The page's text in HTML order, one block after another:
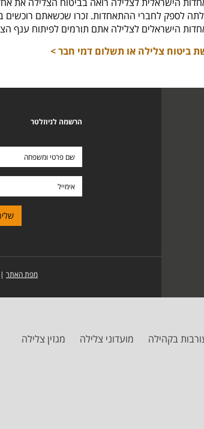
הישראלית לצלילה רואה בביטוח הצלילה את
לספק לחברי ההתאחדות. זכרו שכשאתם רוכשים
הישראלים לצלילה אתם תורמים לפיתוח ענף
ביטוח צלילה או תשלום דמי חבר >
הרשמה לניוזלטר
מפת האתר |
בקהילה מועדוני צלילה
מגזין צלילה